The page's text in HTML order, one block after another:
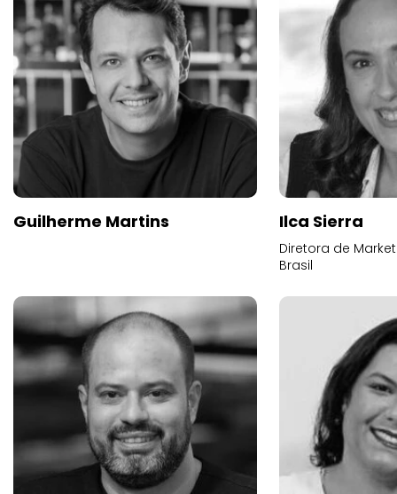
Guilherme Martins Ilca Sierra
Diretora de
Brasil